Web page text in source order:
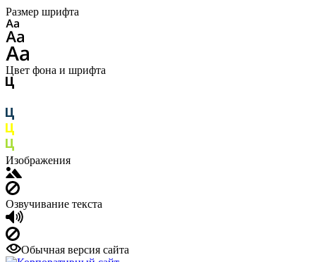
Размер шрифта
Цвет фона и шрифта
Изображения
Озвучивание текста
Обычная версия сайта